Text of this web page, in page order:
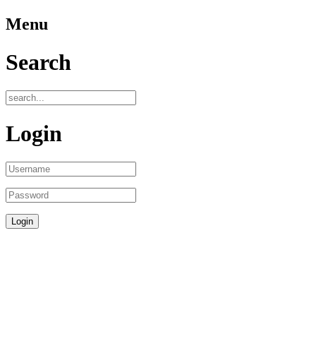
Menu
Search
Login